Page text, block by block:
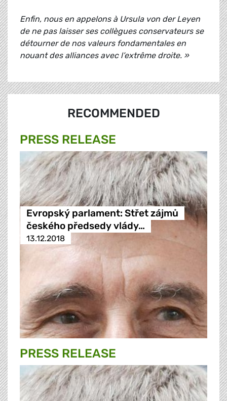
Enfin, nous en appelons à Ursula von der Leyen
de ne pas laisser ses collègues conservateurs se
détourner de nos valeurs fondamentales en
nouant des alliances avec l’extrême droite. »
RECOMMENDED
PRESS RELEASE
Evropský parlament: Střet zájmů
českého předsedy vlády…
13.12.2018
PRESS RELEASE